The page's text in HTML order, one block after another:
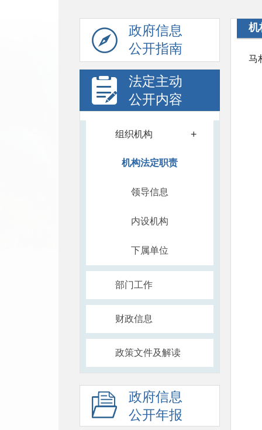
政府信息
公开指南
法定主动
公开内容
组织机构 +
机构法定职责
领导信息
内设机构
下属单位
部门工作
财政信息
政策文件及解读
政府信息
公开年报
机
马